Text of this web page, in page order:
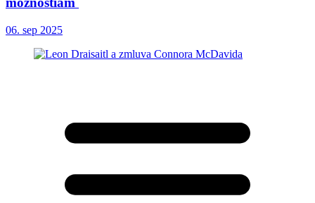
06. sep 2025